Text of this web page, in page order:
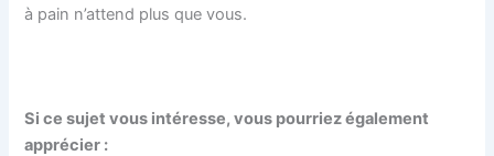
à pain n’attend plus que vous.
Si ce sujet vous intéresse, vous pourriez également
apprécier :